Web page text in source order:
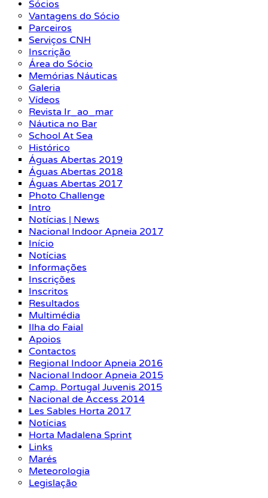
Sócios
Vantagens do Sócio
Parceiros
Serviços CNH
Inscrição
Área do Sócio
Memórias Náuticas
Galeria
Vídeos
Revista Ir_ao_mar
Náutica no Bar
School At Sea
Histórico
Águas Abertas 2019
Águas Abertas 2018
Águas Abertas 2017
Photo Challenge
Intro
Notícias | News
Nacional Indoor Apneia 2017
Início
Notícias
Informações
Inscrições
Inscritos
Resultados
Multimédia
Ilha do Faial
Apoios
Contactos
Regional Indoor Apneia 2016
Nacional Indoor Apneia 2015
Camp. Portugal Juvenis 2015
Nacional de Access 2014
Les Sables Horta 2017
Notícias
Horta Madalena Sprint
Links
Marés
Meteorologia
Legislação